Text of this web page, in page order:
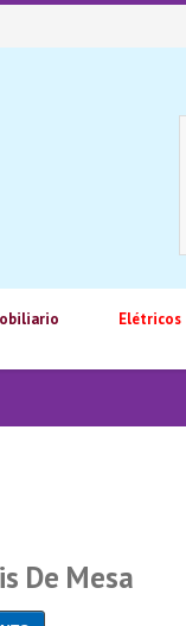
Elétricos
De Mesa